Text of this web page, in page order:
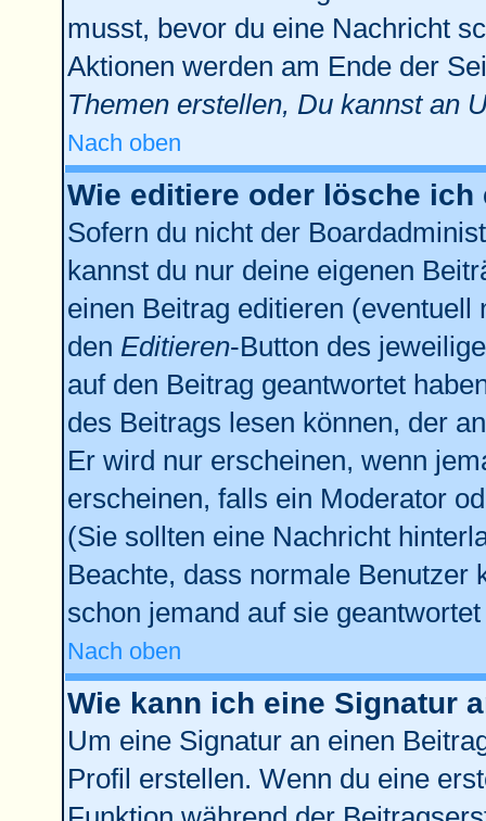
musst, bevor du eine Nachricht
Aktionen werden am Ende der
Themen erstellen, Du kannst an
Nach oben
Wie editiere oder lösche ich
Sofern du nicht der
kannst du nur deine eigenen
einen Beitrag editieren
den Editieren-Button des
auf den Beitrag geantwortet
des Beitrags lesen können, der
Er wird nur erscheinen, wenn
erscheinen, falls ein Moderator
(Sie sollten eine Nachricht
Beachte, dass normale Benutzer
schon jemand auf sie geantwortet
Nach oben
Wie kann ich eine Signatur
Um eine Signatur an einen
Profil erstellen. Wenn du eine